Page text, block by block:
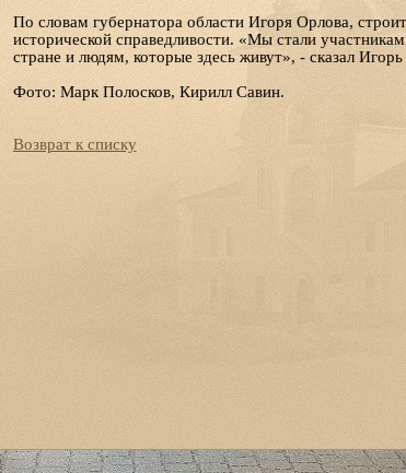
По словам губернатора области Игоря Орлова,
исторической справедливости. «Мы стали
стране и людям, которые здесь живут», - сказал
Фото: Марк Полосков, Кирилл Савин.
Возврат к списку